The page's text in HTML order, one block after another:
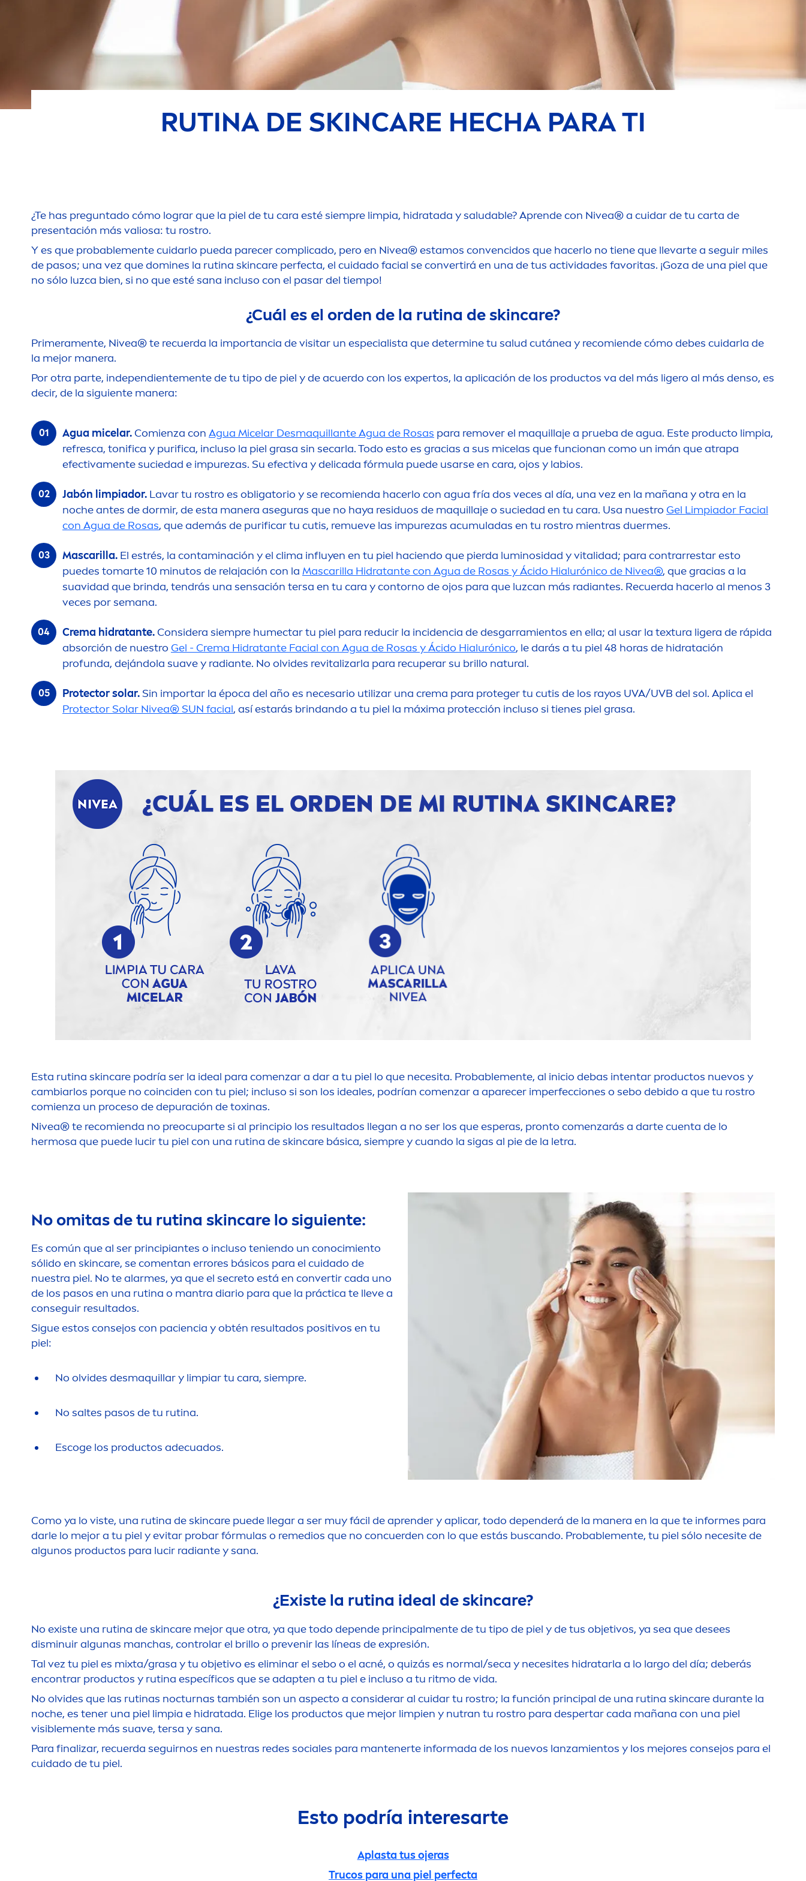
RUTINA DE SKINCARE HECHA PARA TI
¿Te has preguntado cómo lograr que la piel de tu cara esté siempre limpia, hidratada y saludable? Aprende con Nivea® a cuidar de tu carta de
presentación más valiosa: tu rostro.
Y es que probablemente cuidarlo pueda parecer complicado, pero en Nivea® estamos convencidos que hacerlo no tiene que llevarte a seguir miles
de pasos; una vez que domines la rutina skincare perfecta, el cuidado facial se convertirá en una de tus actividades favoritas. ¡Goza de una piel que
no sólo luzca bien, si no que esté sana incluso con el pasar del tiempo!
¿Cuál es el orden de la rutina deskincare?
Primeramente, Nivea® te recuerda la importancia de visitar un especialista que determine tu salud cutánea y recomiende cómo debes cuidarla de
la mejor manera.
Por otra parte, independientemente de tu tipo de piel y de acuerdo con los expertos, la aplicación de los productos va del más ligero al más denso, es
decir, de la siguiente manera:
Agua micelar. Comienza con Agua Micelar Desmaquillante Agua de Rosas para remover el maquillaje a prueba de agua. Este producto limpia,
refresca, tonifica y purifica, incluso la piel grasa sin secarla. Todo esto es gracias a sus micelas que funcionan como un imán que atrapa
efectivamente suciedad e impurezas. Su efectiva y delicada fórmula puede usarse en cara, ojos y labios.
Jabón limpiador. Lavar tu rostro es obligatorio y se recomienda hacerlo con agua fría dos veces al día, una vez en la mañana y otra en la
noche antes de dormir, de esta manera aseguras que no haya residuos de maquillaje o suciedad en tu cara. Usa nuestro Gel Limpiador Facial
con Agua de Rosas, que además de purificar tu cutis, remueve las impurezas acumuladas en tu rostro mientras duermes.
Mascarilla. El estrés, la contaminación y el clima influyen en tu piel haciendo que pierda luminosidad yvitalidad; para contrarrestar esto
puedes tomarte 10 minutos de relajación con la Mascarilla Hidratante con Agua de Rosas y Ácido Hialurónico de Nivea®, que gracias a la
suavidad que brinda, tendrás una sensación tersa en tu cara y contorno de ojos para que luzcan más radiantes. Recuerda hacerlo al menos 3
veces por semana.
Crema hidratante. Considera siempre humectar tu piel para reducir la incidencia de desgarramientos en ella; al usar la textura ligera de rápida
absorción de nuestro Gel - Crema Hidratante Facial con Agua de Rosas y Ácido Hialurónico, le darás a tu piel 48 horas de hidratación
profunda, dejándola suave y radiante. No olvides revitalizarla para recuperar su brillo natural.
Protector solar.Sin importar la época del año es necesario utilizar una crema para proteger tu cutis de los rayos UVA/UVB del sol. Aplica el
Protector Solar Nivea®SUN facial, así estarás brindando a tu piel la máxima protección incluso si tienes piel grasa.
Esta rutina skincare podría ser la ideal para comenzar a dar a tu piel lo que necesita. Probablemente, al inicio debas intentar productos nuevos y
cambiarlos porque no coinciden con tu piel; incluso si son los ideales, podrían comenzar a aparecer imperfecciones o sebo debido a que tu rostro
comienza un proceso de depuración de toxinas.
Nivea® te recomienda no preocuparte si al principio los resultados llegan a no ser los que esperas, pronto comenzarás a darte cuenta de lo
hermosa que puede lucir tu piel con una rutina deskincare básica, siempre y cuando la sigas al pie de la letra.
No omitas de tu rutina skincare lo siguiente:
Es común que al ser principiantes o incluso teniendo un conocimiento
sólido en skincare, se comentan errores básicos para el cuidado de
nuestra piel. No te alarmes, ya que el secreto está en convertir cada uno
de los pasos en una rutina o mantra diario para que la práctica te lleve a
conseguir resultados.
Sigue estos consejos con paciencia y obtén resultados positivos en tu
piel:
No olvides desmaquillar y limpiar tu cara, siempre.
No saltes pasos de tu rutina.
Escoge los productos adecuados.
Como ya lo viste, una rutina deskincare puede llegar a ser muy fácil de aprender y aplicar, todo dependerá de la manera en la que te informes para
darle lo mejor a tu piel y evitar probar fórmulas o remedios que no concuerden con lo que estás buscando. Probablemente, tu piel sólo necesite de
algunos productos para lucir radiante y sana.
¿Existe la rutina ideal deskincare?
No existe una rutina deskincare mejor que otra, ya que todo depende principalmente de tu tipo de piel y de tus objetivos, ya sea que desees
disminuir algunas manchas, controlar el brillo o prevenir las líneas de expresión.
Tal vez tu piel es mixta/grasa y tu objetivo es eliminar el sebo o el acné, o quizás es normal/seca y necesites hidratarla a lo largo del día; deberás
encontrar productos y rutina específicos que se adapten a tu piel e incluso a tu ritmo de vida.
No olvides que las rutinas nocturnas también son un aspecto a considerar al cuidar tu rostro; la función principal de una rutina skincaredurante la
noche, es tener una piel limpia e hidratada. Elige los productos que mejor limpien y nutran tu rostro para despertar cada mañana con una piel
visiblemente más suave, tersa y sana.
Para finalizar, recuerda seguirnos en nuestras redes sociales para mantenerte informada de los nuevos lanzamientos y los mejores consejos para el
cuidado de tu piel.
Esto podría interesarte
Aplasta tus ojeras
Trucos para una piel perfecta